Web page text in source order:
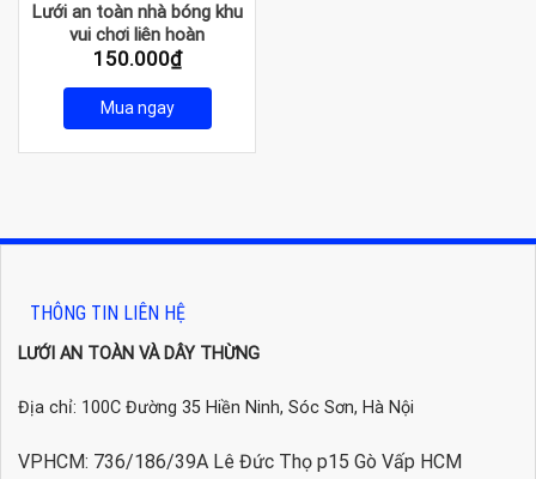
Lưới an toàn nhà bóng khu
vui chơi liên hoàn
150.000₫
Mua ngay
THÔNG TIN LIÊN HỆ
LƯỚI AN TOÀN VÀ DÂY THỪNG
Địa chỉ: 100C Đường 35 Hiền Ninh, Sóc Sơn, Hà Nội
VPHCM: 736/186/39A Lê Đức Thọ p15 Gò Vấp HCM